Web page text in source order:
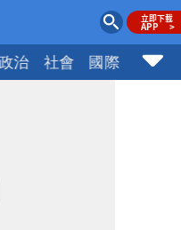
治 社會 國際 財經
前夫是好友」 駁斥